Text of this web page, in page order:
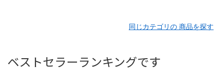
同じカテゴリの 商品を探す
ベストセラーランキングです